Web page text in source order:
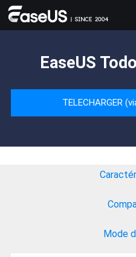
EaseUS
TELECHARGER
Mode